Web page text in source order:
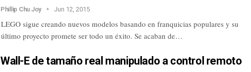
Phillip Chu Joy Jun 12, 2015
LEGO sigue creando nuevos modelos basando en franquicias populares y su
último proyecto promete ser todo un éxito. Se acaban de…
Wall-E de tamaño real manipulado a control remoto